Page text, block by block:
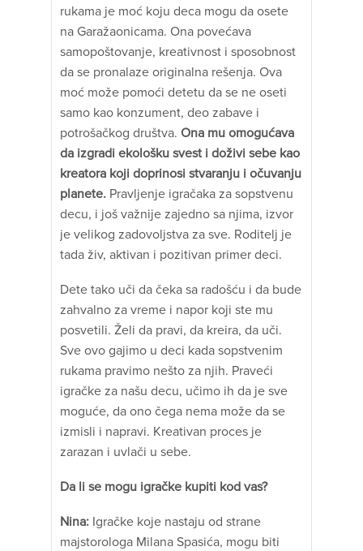
rukama je moć koju deca mogu da osete
na Garažaonicama. Ona povećava
samopoštovanje, kreativnost i sposobnost
da se pronalaze originalna rešenja. Ova
moć može pomoći detetu da se ne oseti
samo kao konzument, deo zabave i
potrošačkog društva. Ona mu omogućava
da izgradi ekološku svest i doživi sebe kao
kreatora koji doprinosi stvaranju i očuvanju
planete. Pravljenje igračaka za sopstvenu
decu, i još važnije zajedno sa njima, izvor
je velikog zadovoljstva za sve. Roditelj je
tada živ, aktivan i pozitivan primer deci.
Dete tako uči da čeka sa radošću i da bude
zahvalno za vreme i napor koji ste mu
posvetili. Želi da pravi, da kreira, da uči.
Sve ovo gajimo u deci kada sopstvenim
rukama pravimo nešto za njih. Praveći
igračke za našu decu, učimo ih da je sve
moguće, da ono čega nema može da se
izmisli i napravi. Kreativan proces je
zarazan i uvlači u sebe.
Da li se mogu igračke kupiti kod vas?
Nina: Igračke koje nastaju od strane
majstorologa Milana Spasića, mogu biti